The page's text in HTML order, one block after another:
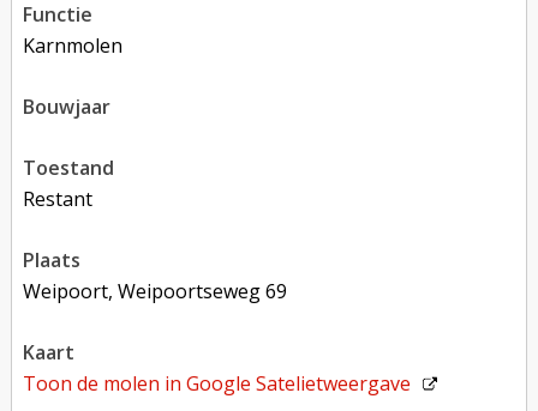
functie
karnmolen
bouwjaar
toestand
restant
plaats
Weipoort, Weipoortseweg 69
kaart
Toon de molen inGoogle Satelietweergave